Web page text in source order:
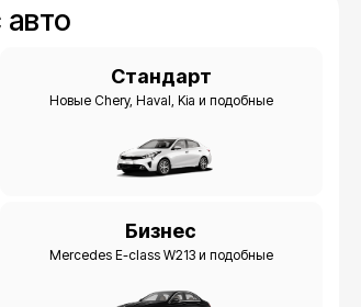
Стандарт
Новые Chery, Haval, Kia и подобные
Бизнес
Mercedes E-class W213 и подобные